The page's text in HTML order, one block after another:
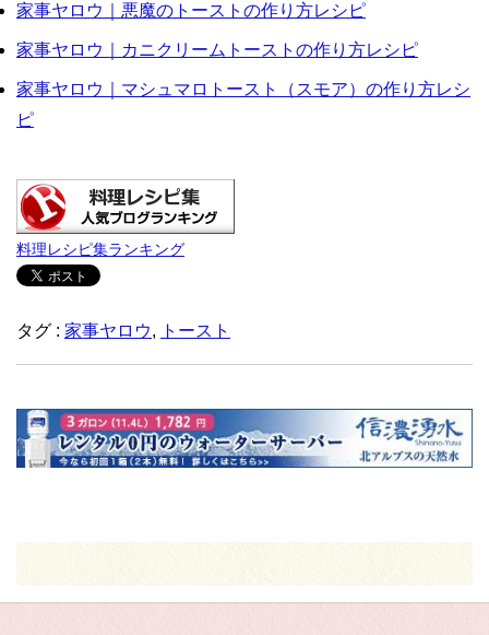
家事ヤロウ｜悪魔のトーストの作り方レシピ
家事ヤロウ｜カニクリームトーストの作り方レシピ
家事ヤロウ｜マシュマロトースト（スモア）の作り方レシ
ピ
料理レシピ集ランキング
タグ : 家事ヤロウ, トースト